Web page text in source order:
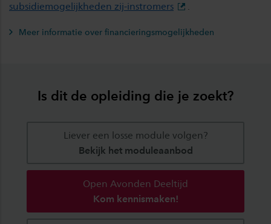
subsidiemogelijkheden zij-instromers
.
Meer informatie over financieringsmogelijkheden
Is dit de opleiding die je zoekt?
Liever een losse module volgen?
Bekijk het moduleaanbod
Open Avonden Deeltijd
Kom kennismaken!